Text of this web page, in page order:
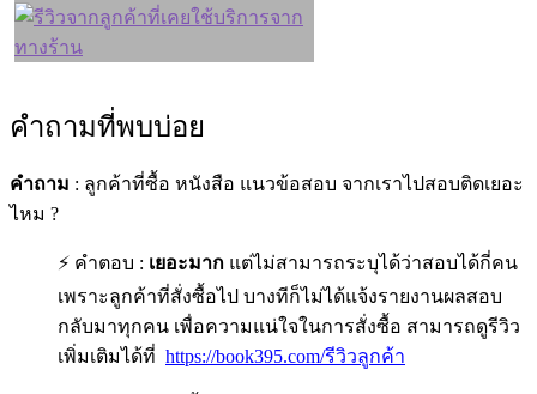
คำถามที่พบบ่อย
คำถาม : ลูกค้าที่ซื้อ หนังสือ แนวข้อสอบ จากเราไปสอบติดเยอะ
ไหม ?
⚡ คำตอบ : เยอะมาก แต่ไม่สามารถระบุได้ว่าสอบได้กี่คน
เพราะลูกค้าที่สั่งซื้อไป บางทีก็ไม่ได้แจ้งรายงานผลสอบ
กลับมาทุกคน เพื่อความแน่ใจในการสั่งซื้อ สามารถดูรีวิว
เพิ่มเติมได้ที่ https://book395.com/รีวิวลูกค้า